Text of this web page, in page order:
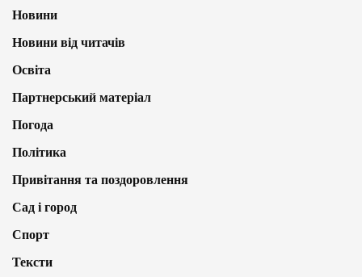
Новини
Новини від читачів
Освіта
Партнерський матеріал
Погода
Політика
Привітання та поздоровлення
Сад і город
Спорт
Тексти